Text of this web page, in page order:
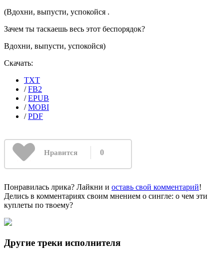
(Вдохни, выпусти, успокойся .
Зачем ты таскаешь весь этот беспорядок?
Вдохни, выпусти, успокойся)
Скачать:
TXT
/FB2
/EPUB
/MOBI
/PDF
Нравится 0
Понравилась лрика? Лайкни и оставь свой комментарий!
Делись в комментариях своим мнением о сингле: о чем эти
куплеты по твоему?
Другие треки исполнителя